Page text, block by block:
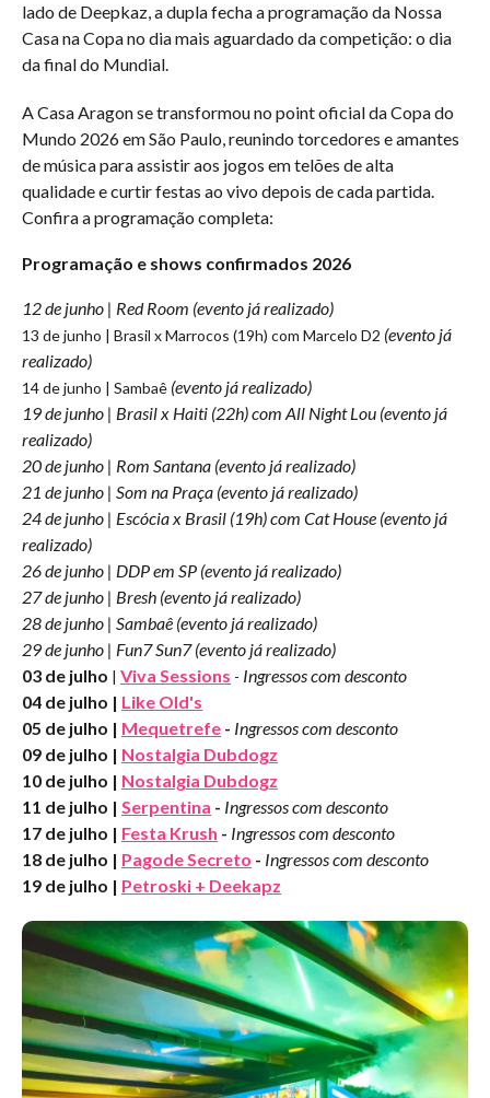
lado de Deepkaz, a dupla fecha a programação da Nossa
Casa na Copa no dia mais aguardado da competição: o dia
da final do Mundial.
A Casa Aragon se transformou no point oficial da Copa do
Mundo 2026 em São Paulo, reunindo torcedores e amantes
de música para assistir aos jogos em telões de alta
qualidade e curtir festas ao vivo depois de cada partida.
Confira a programação completa:
Programação e shows confirmados 2026
12 de junho | Red Room (evento já realizado)
13 de junho | Brasil x Marrocos (19h) com Marcelo D2 (evento já
realizado)
14 de junho | Sambaê (evento já realizado)
19 de junho | Brasil x Haiti (22h) com All Night Lou (evento já
realizado)
20 de junho | Rom Santana (evento já realizado)
21 de junho | Som na Praça (evento já realizado)
24 de junho | Escócia x Brasil (19h) com Cat House (evento já
realizado)
26 de junho | DDP em SP (evento já realizado)
27 de junho | Bresh (evento já realizado)
28 de junho | Sambaê (evento já realizado)
29 de junho | Fun7 Sun7 (evento já realizado)
03 de julho | Viva Sessions - Ingressos com desconto
04 de julho | Like Old's
05 de julho | Mequetrefe - Ingressos com desconto
09 de julho | Nostalgia Dubdogz
10 de julho | Nostalgia Dubdogz
11 de julho | Serpentina - Ingressos com desconto
17 de julho | Festa Krush - Ingressos com desconto
18 de julho | Pagode Secreto - Ingressos com desconto
19 de julho | Petroski + Deekapz